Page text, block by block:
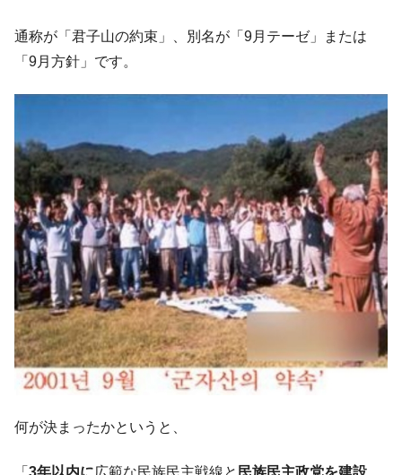
ン』1人当たり賠償10万ウォンを認定 ⇒ 総額3兆7,000億
『Money1』 韓国で猛暑。南東部では干ばつ
『Money1』
【対日本円】ウォン安が急進！ 日米の協調
に韓国がいっちょがみしたのでは。
『Money1』
韓国政府『BYD』車への補助金を全廃 ⇒ 実
は韓国で『BYD』車は売れている。6カ月で対前年同期比
1.9倍！
『Money1』
在韓米国大使スティールが着韓！⇒ さっそ
く空港に詰めかけ「出て行け！」「極右勢力」のプラカー
ドを掲げる「在韓反米勢力」
『Money1』
韓国政府「2035年までに18.4GW規模のAIデ
ータセンター整備」⇒ だから無理だってば。
『Money1』
JPモルガン「韓国レバレッジETFの清算は
ほぼ終わった」
『Money1』
韓国『国民年金公団』株価暴落で200兆蒸
通称が「君子山の約束」、別名が「9月テーゼ」または
「9月方針」です。
何が決まったかというと、